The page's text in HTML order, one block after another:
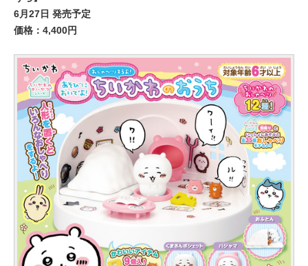
6月27日 発売予定
価格：4,400円